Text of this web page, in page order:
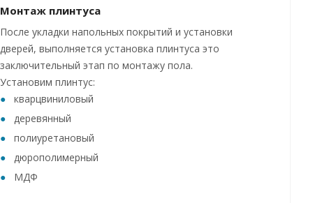
Монтаж плинтуса
После укладки напольных покрытий и установки
дверей, выполняется установка плинтуса это
заключительный этап по монтажу пола.
Установим плинтус:
кварцвиниловый
деревянный
полиуретановый
дюрополимерный
МДФ